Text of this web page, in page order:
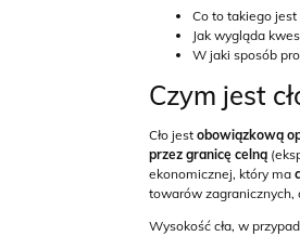
Co to takiego jest
Jak wygląda
W jaki sposób
Czym jest
Cło jest obowiązkową
przez granicę celną
ekonomicznej, który ma
towarów zagranicznych,
Wysokość cła, w